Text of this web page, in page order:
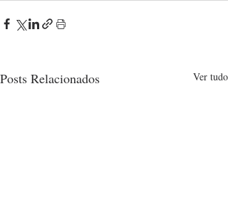
Posts Relacionados Ver tudo